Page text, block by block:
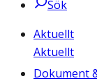
Sök
Aktuellt
Aktuellt
Dokument